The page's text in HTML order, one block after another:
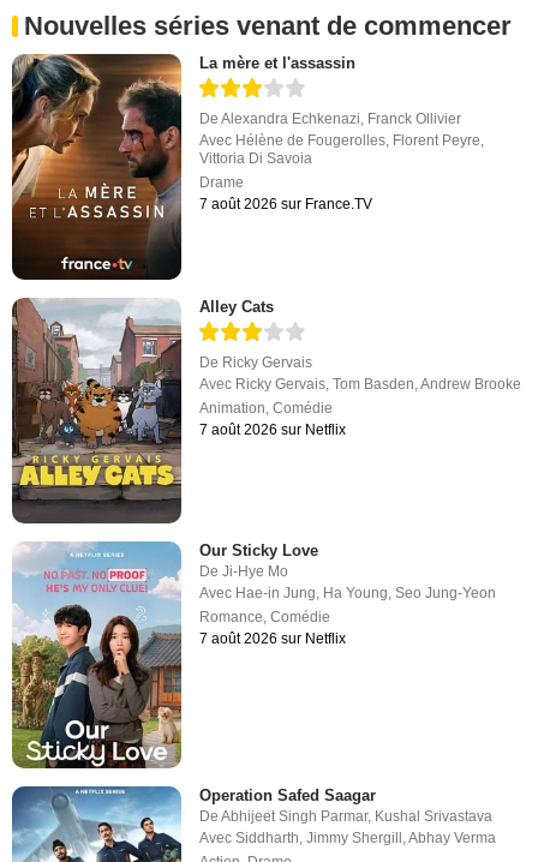
Nouvelles séries venant de commencer
La mère et l'assassin
DeAlexandra Echkenazi Franck Ollivier
Avec Hélène de Fougerolles Florent Peyre
Vittoria Di Savoia
Drame
7 août 2026 sur France.TV
Alley Cats
De Ricky Gervais
Avec Ricky Gervais,Tom Basden,Andrew Brooke
Animation,Comédie
7 août 2026 sur Netflix
Our Sticky Love
DeJi-Hye Mo
Avec Hae-in Jung, Ha Young,Seo Jung-Yeon
Romance,Comédie
7 août 2026 sur Netflix
Operation Safed Saagar
DeAbhijeet Singh Parmar, Kushal Srivastava
AvecSiddharth ,Jimmy Shergill ,Abhay Verma